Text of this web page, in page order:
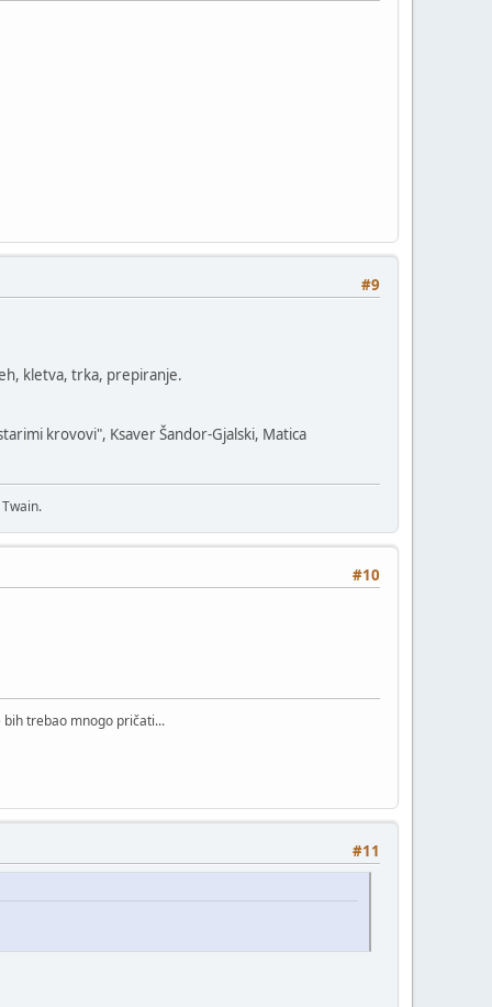
#9
kletva, trka, prepiranje.
krovovi", Ksaver Šandor-Gjalski, Matica
#10
trebao mnogo pričati...
#11